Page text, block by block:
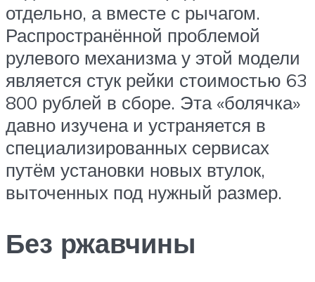
отдельно, а вместе с рычагом.
Распространённой проблемой
рулевого механизма у этой модели
является стук рейки стоимостью 63
800 рублей в сборе. Эта «болячка»
давно изучена и устраняется в
специализированных сервисах
путём установки новых втулок,
выточенных под нужный размер.
Без ржавчины